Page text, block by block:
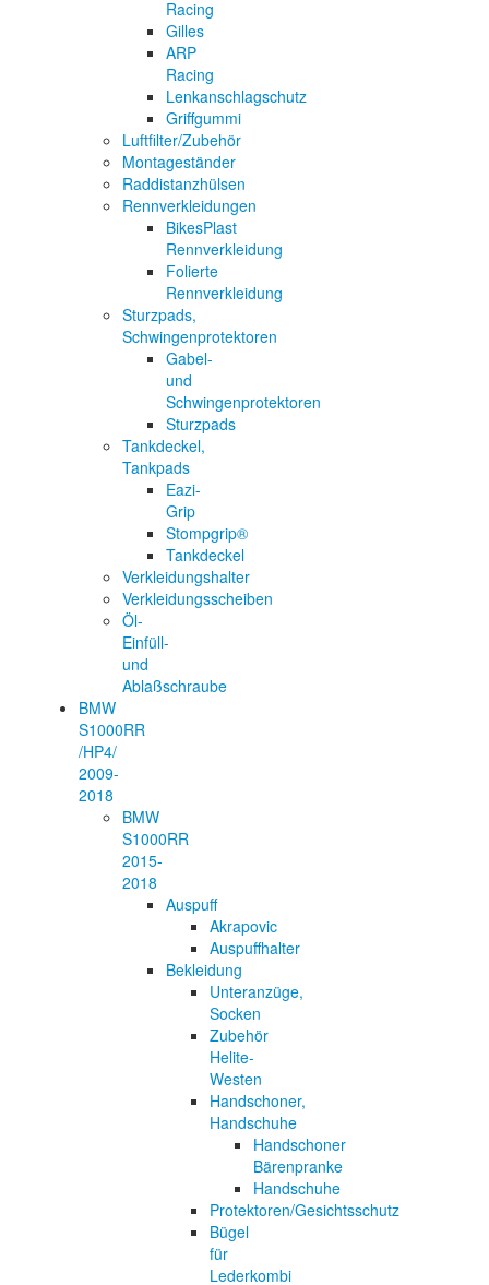
Racing
Gilles
ARP
Racing
Lenkanschlagschutz
Griffgummi
Luftfilter/Zubehör
Montageständer
Raddistanzhülsen
Rennverkleidungen
BikesPlast
Rennverkleidung
Folierte
Rennverkleidung
Sturzpads,
Schwingenprotektoren
Gabel-
und
Schwingenprotektoren
Sturzpads
Tankdeckel,
Tankpads
Eazi-
Grip
Stompgrip®
Tankdeckel
Verkleidungshalter
Verkleidungsscheiben
Öl-
Einfüll-
und
Ablaßschraube
BMW
S1000RR
/HP4/
2009-
2018
BMW
S1000RR
2015-
2018
Auspuff
Akrapovic
Auspuffhalter
Bekleidung
Unteranzüge,
Socken
Zubehör
Helite-
Westen
Handschoner,
Handschuhe
Handschoner
Bärenpranke
Handschuhe
Protektoren/Gesichtsschutz
Bügel
für
Lederkombi